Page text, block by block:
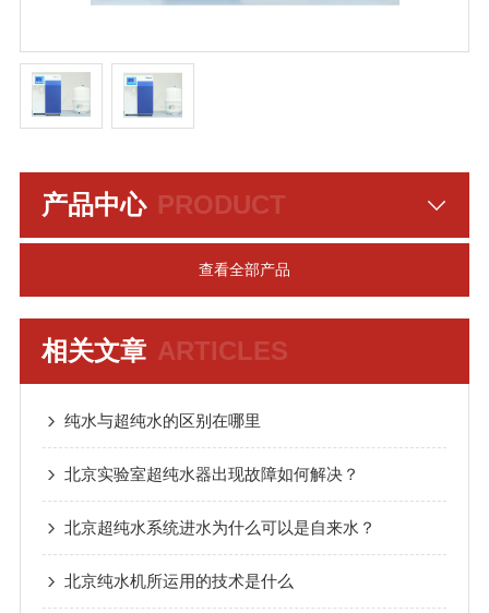
PRODUCT
产品中心
查看全部产品
ARTICLES
相关文章
纯水与超纯水的区别在哪里
北京实验室超纯水器出现故障如何解决？
北京超纯水系统进水为什么可以是自来水？
北京纯水机所运用的技术是什么